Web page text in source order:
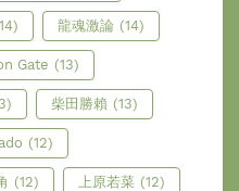
龍魂激論 (14)
Gate (13)
柴田勝賴 (13)
(12)
(12) 上原若菜 (12)